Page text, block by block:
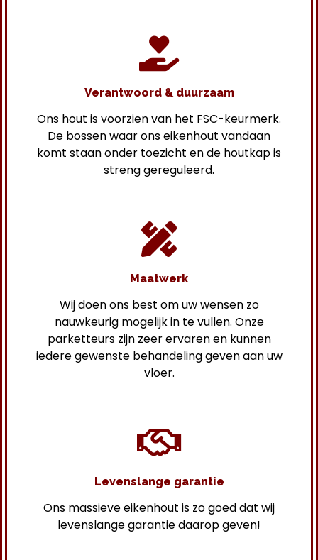
Verantwoord & duurzaam
Ons hout is voorzien van het FSC-keurmerk.
De bossen waar ons eikenhout vandaan
komt staan onder toezicht en de houtkap is
streng gereguleerd.
Maatwerk
Wij doen ons best om uw wensen zo
nauwkeurig mogelijk in te vullen. Onze
parketteurs zijn zeer ervaren en kunnen
iedere gewenste behandeling geven aan uw
vloer.
Levenslange garantie
Ons massieve eikenhout is zo goed dat wij
levenslange garantie daarop geven!